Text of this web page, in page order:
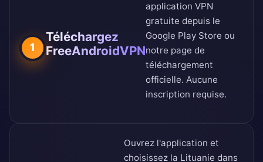
1
Téléchargez
FreeAndroidVPN
application VPN
gratuite depuis le
Google Play Store ou
notre page de
téléchargement
officielle. Aucune
inscription requise.
Ouvrez l'application et
choisissez la Lituanie dans